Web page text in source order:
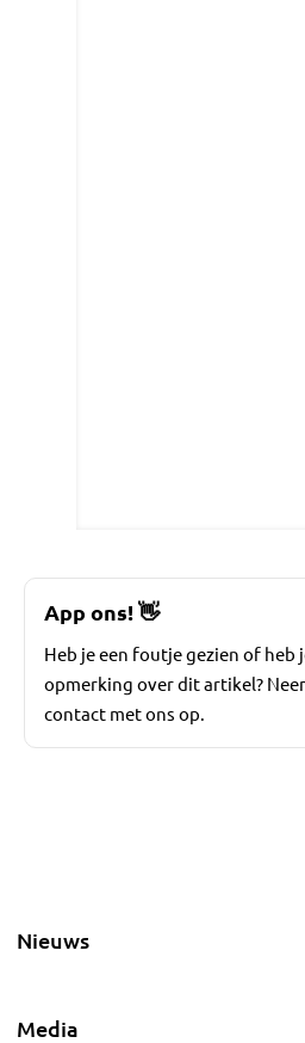
App ons!👋
Heb je een foutje gezien of heb
opmerking over dit artikel?
contact met ons op.
Nieuws
Media